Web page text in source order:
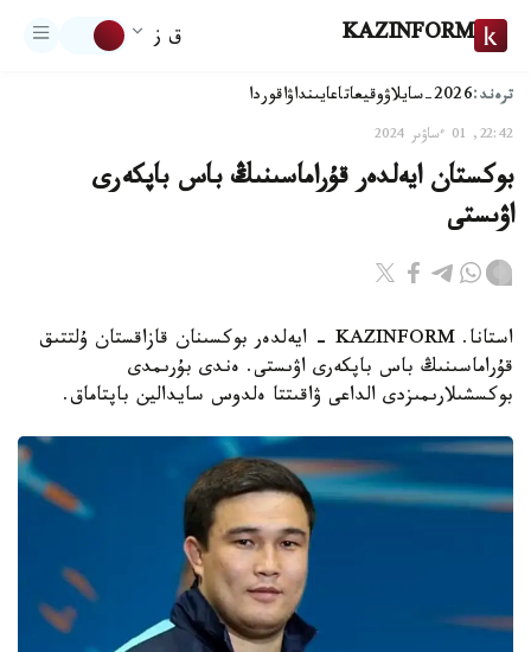
KAZINFORM ق ز
ترەند:2026-سايلاۋ وقيعاتاعايىنداۋاقوردا
22:42, 01 ءساۋىر 2024
بوكستان ايەلدەر قۇراماسىنىڭ باس باپكەرى
اۋىستى
استانا. KAZINFORM - ايەلدەر بوكسىنان قازاقستان ۇلتتىق
قۇراماسىنىڭ باس باپكەرى اۋىستى. ەندى بۇرىمدى
بوكسشىلارىمىزدى الداعى ۋاقىتتا ەلدوس سايدالين باپتاماق.